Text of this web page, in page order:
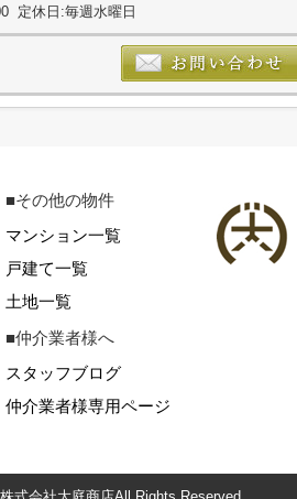
定休日:毎週水曜日
■その他の物件
マンション一覧
戸建て一覧
土地一覧
■仲介業者様へ
スタッフブログ
仲介業者様専用ページ